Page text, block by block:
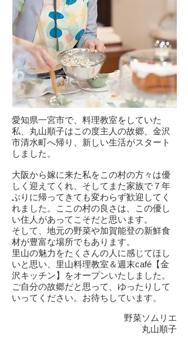
愛知県一宮市で、料理教室をしていた
私、丸山順子はこの度主人の故郷、金沢
市清水町へ帰り、新しい生活がスタート
しました。
大阪から嫁に来た私をこの村の方々は優
しく迎えてくれ、そしてまた家族で７年
ぶりに帰ってきても変わらず歓迎してく
れました。ここの村の良さは、この優し
い住人があってこそだと思います。
そして、地元の野菜や加賀能登の新鮮食
材が豊富な場所でもあります。
里山の魅力をたくさんの人に感じてほし
いと思い、里山料理教室＆週末café【金
沢キッチン】をオープンいたしました。
ご自分の故郷だと思って、ゆったりして
いってください。お待ちしています。
野菜ソムリエ
丸山順子